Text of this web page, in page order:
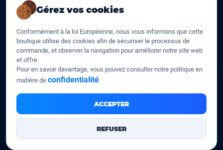
Gérez vos cookies
Conformément à la loi Européenne, nous vous informons que cette
boutique utilise des cookies afin de sécuriser le processus de
commande, et observer la navigation pour améliorer notre site web
et offre.
Pour en savoir davantage, vous pouvez consulter notre politique en
matière de confidentialité
ACCEPTER
REFUSER
RCS
817 466 147
TVA EU
FR 27 817 466 147
D-U-N-S
267 747 610
YOORshop SAS © 2026. Tous droits réservés
Mentions légales Nos CGV Contactez-Nous